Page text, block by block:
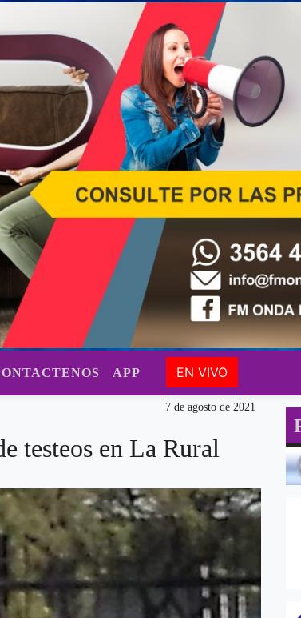
APP EN VIVO
7 de agosto de 2021
testeos en La Rural